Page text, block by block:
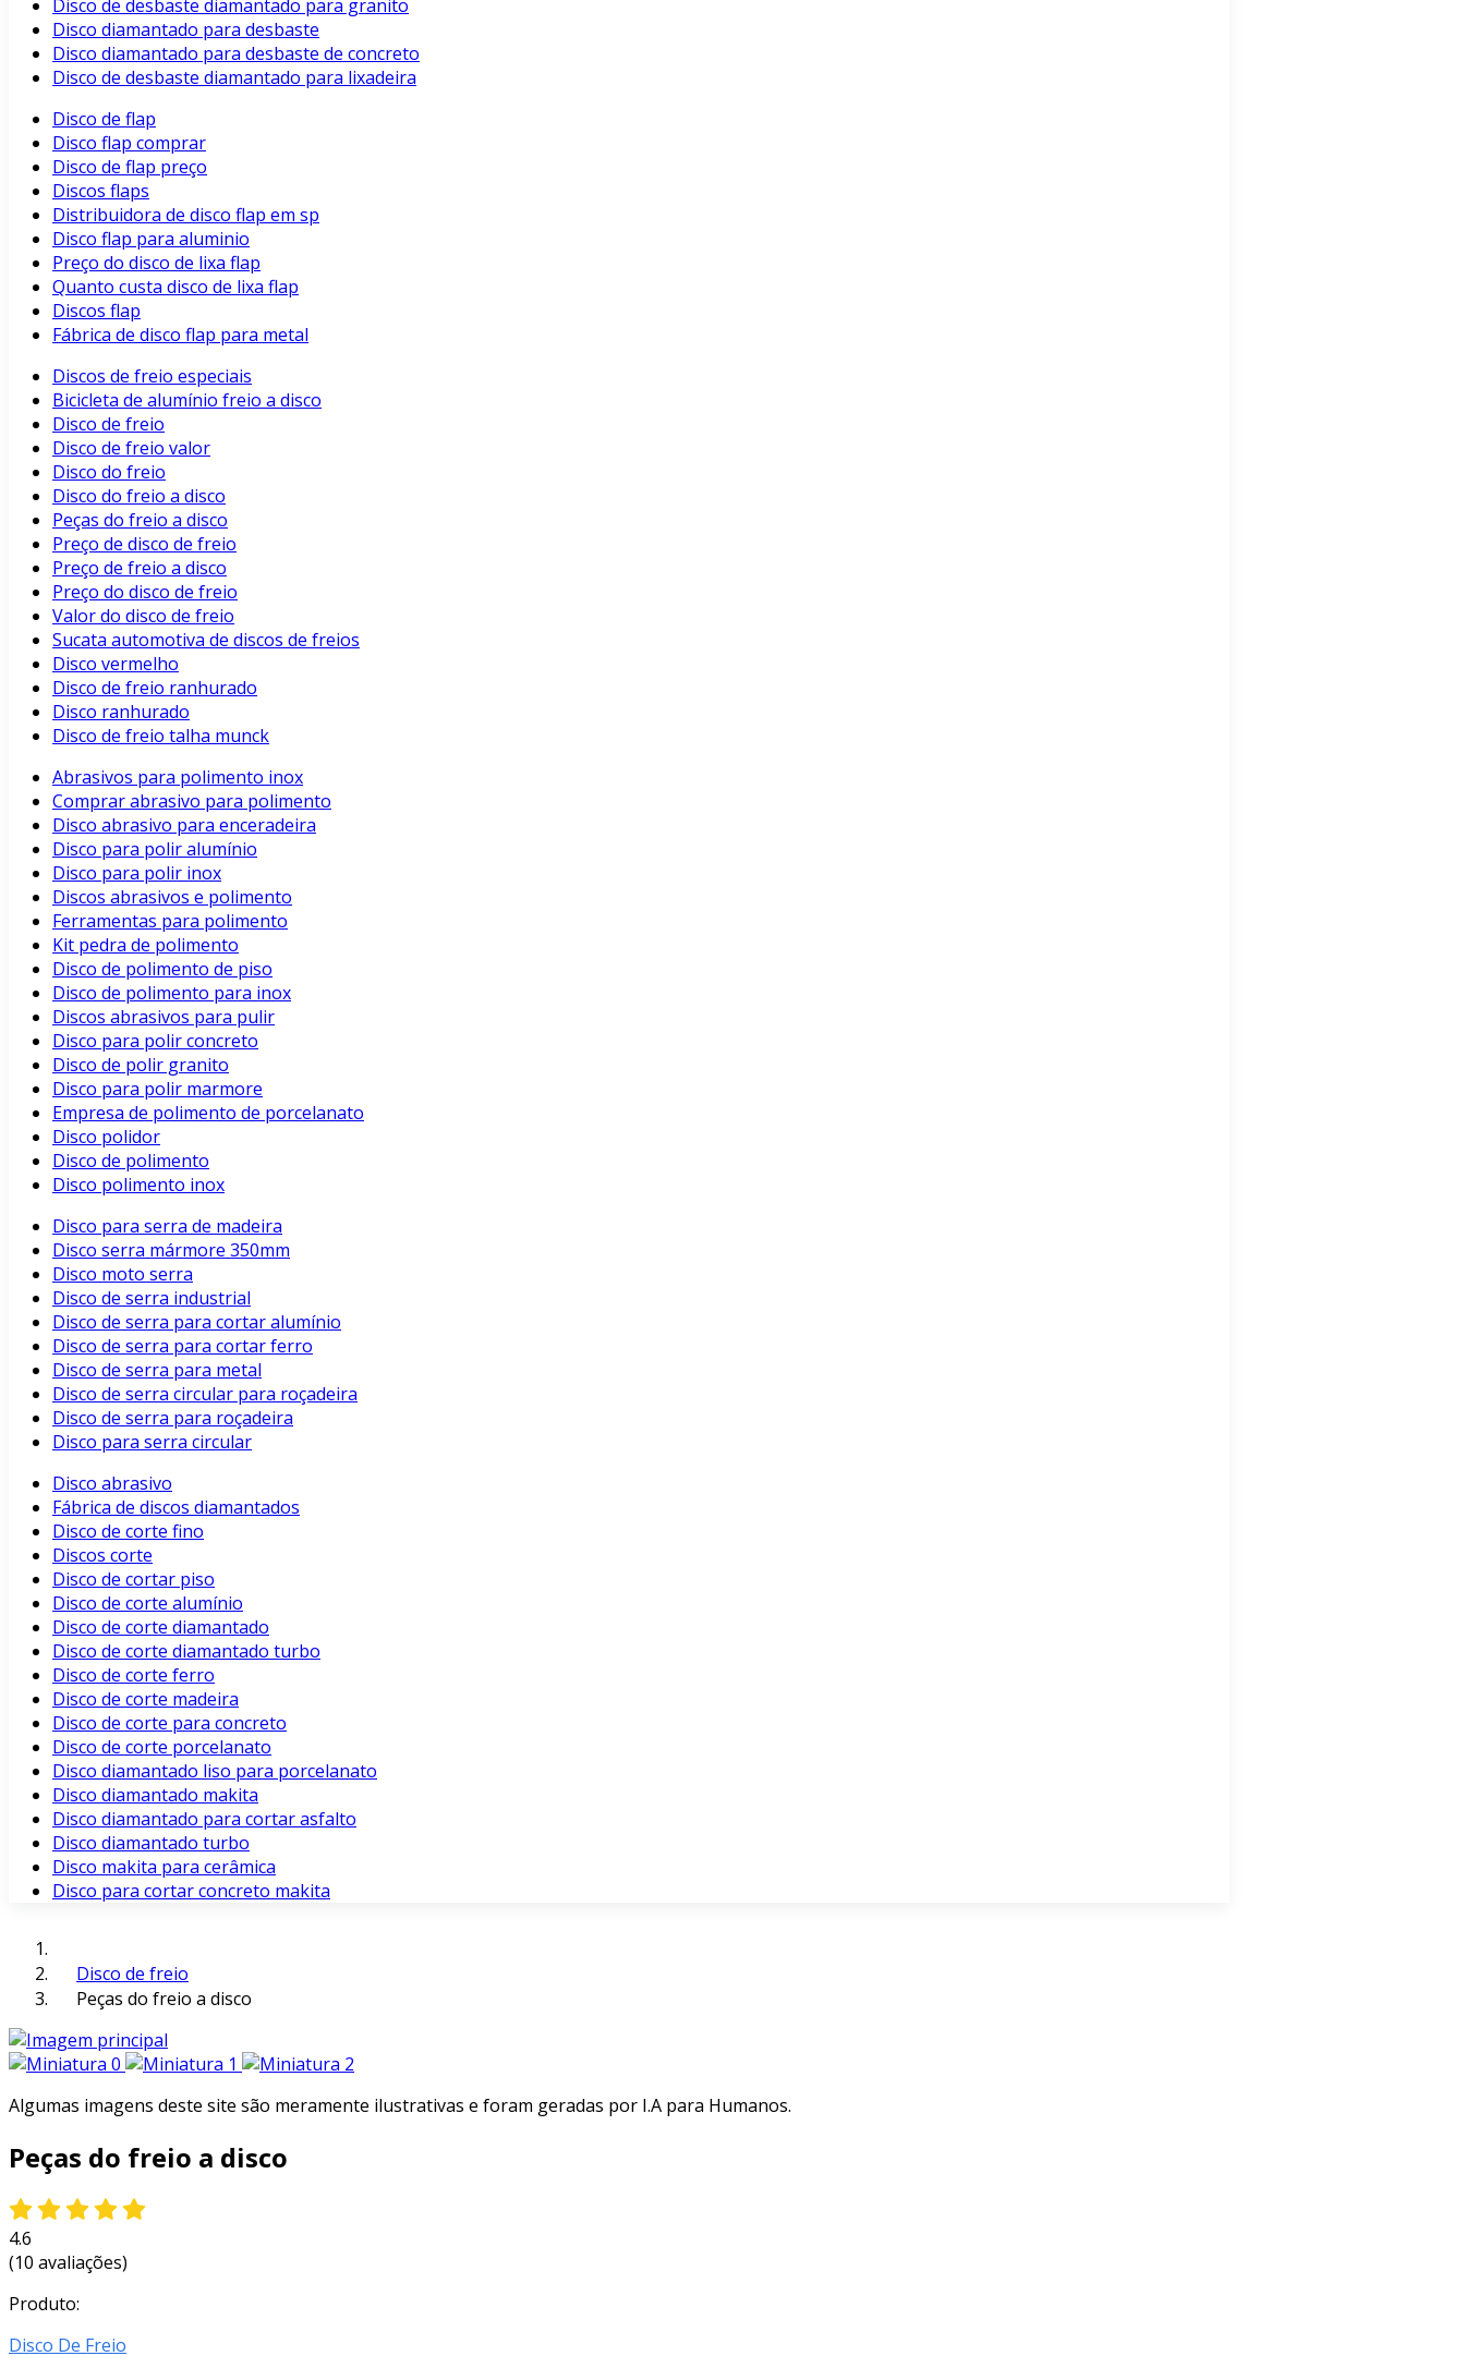
Disco de desbaste diamantado para granito
Disco diamantado para desbaste
Disco diamantado para desbaste de concreto
Disco de desbaste diamantado para lixadeira
Disco de flap
Disco flap comprar
Disco de flap preço
Discos flaps
Distribuidora de disco flap em sp
Disco flap para aluminio
Preço do disco de lixa flap
Quanto custa disco de lixa flap
Discos flap
Fábrica de disco flap para metal
Discos de freio especiais
Bicicleta de alumínio freio a disco
Disco de freio
Disco de freio valor
Disco do freio
Disco do freio a disco
Peças do freio a disco
Preço de disco de freio
Preço de freio a disco
Preço do disco de freio
Valor do disco de freio
Sucata automotiva de discos de freios
Disco vermelho
Disco de freio ranhurado
Disco ranhurado
Disco de freio talha munck
Abrasivos para polimento inox
Comprar abrasivo para polimento
Disco abrasivo para enceradeira
Disco para polir alumínio
Disco para polir inox
Discos abrasivos e polimento
Ferramentas para polimento
Kit pedra de polimento
Disco de polimento de piso
Disco de polimento para inox
Discos abrasivos para pulir
Disco para polir concreto
Disco de polir granito
Disco para polir marmore
Empresa de polimento de porcelanato
Disco polidor
Disco de polimento
Disco polimento inox
Disco para serra de madeira
Disco serra mármore 350mm
Disco moto serra
Disco de serra industrial
Disco de serra para cortar alumínio
Disco de serra para cortar ferro
Disco de serra para metal
Disco de serra circular para roçadeira
Disco de serra para roçadeira
Disco para serra circular
Disco abrasivo
Fábrica de discos diamantados
Disco de corte fino
Discos corte
Disco de cortar piso
Disco de corte alumínio
Disco de corte diamantado
Disco de corte diamantado turbo
Disco de corte ferro
Disco de corte madeira
Disco de corte para concreto
Disco de corte porcelanato
Disco diamantado liso para porcelanato
Disco diamantado makita
Disco diamantado para cortar asfalto
Disco diamantado turbo
Disco makita para cerâmica
Disco para cortar concreto makita
Disco de freio
Peças do freio a disco
Algumas imagens deste site são meramente ilustrativas e foram geradas por I.A para Humanos.
Peças do freio a disco
4.6
(10 avaliações)
Produto:
Disco De Freio